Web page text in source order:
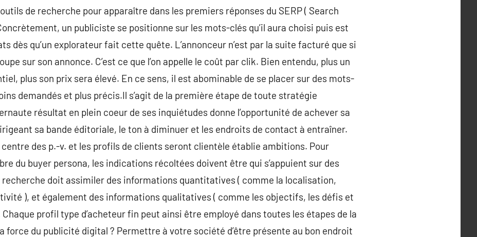
de recherche pour apparaître dans les premiers réponses du SERP ( Search
un publiciste se positionne sur les mots-clés qu’il aura choisi puis est
dès qu’un explorateur fait cette quête. L’annonceur n’est par la suite facturé que si
sur son annonce. C’est ce que l’on appelle le coût par clik. Bien entendu, plus un
plus son prix sera élevé. En ce sens, il est abominable de se placer sur des mots-
demandés et plus précis.Il s’agit de la première étape de toute stratégie
résultat en plein coeur de ses inquiétudes donne l’opportunité de achever sa
sa bande éditoriale, le ton à diminuer et les endroits de contact à entraîner.
des p.-v. et les profils de clients seront clientèle établie ambitions. Pour
du buyer persona, les indications récoltées doivent être qui s’appuient sur des
recherche doit assimiler des informations quantitatives ( comme la localisation,
), et également des informations qualitatives ( comme les objectifs, les défis et
profil type d’acheteur fin peut ainsi être employé dans toutes les étapes de la
force du publicité digital ? Permettre à votre société d’être présente au bon endroit